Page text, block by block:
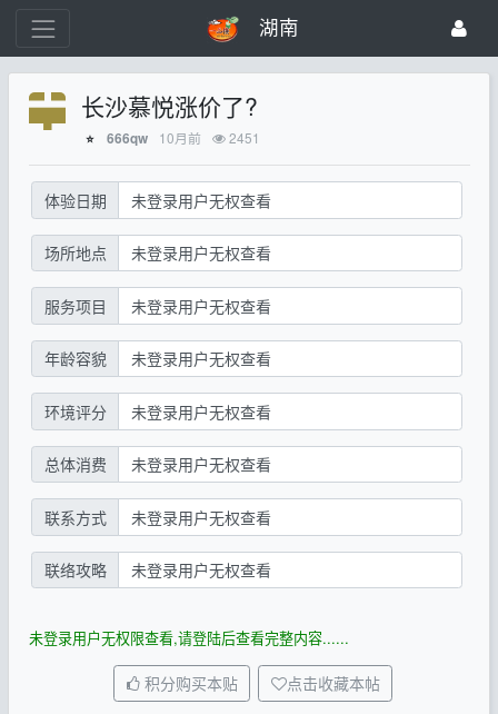
湖南
长沙慕悦涨价了?
⭐ 666qw 10月前 2451
体验日期 未登录用户无权查看
场所地点 未登录用户无权查看
服务项目 未登录用户无权查看
年龄容貌 未登录用户无权查看
环境评分 未登录用户无权查看
总体消费 未登录用户无权查看
联系方式 未登录用户无权查看
联络攻略 未登录用户无权查看
未登录用户无权限查看,请登陆后查看完整内容......
积分购买本贴 点击收藏本帖